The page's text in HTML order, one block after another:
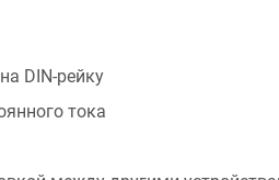
DIN-рейку
тока